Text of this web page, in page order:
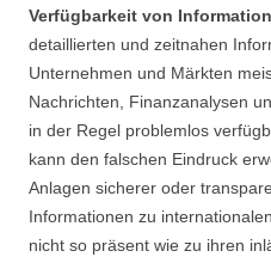
Verfügbarkeit von
detaillierten und zeitnahen
Unternehmen und Märkten
Nachrichten, Finanzanalysen
in der Regel problemlos
kann den falschen Eindruck
Anlagen sicherer oder
Informationen zu
nicht so präsent wie zu ihren